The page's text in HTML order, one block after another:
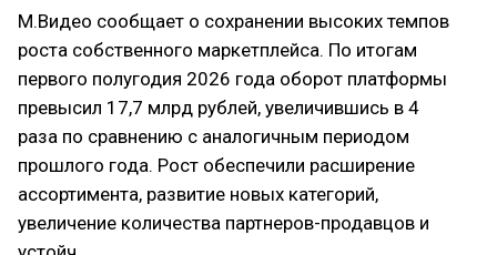
М.Видео сообщает о сохранении высоких темпов
роста собственного маркетплейса. По итогам
первого полугодия 2026 года оборот платформы
превысил 17,7 млрд рублей, увеличившись в 4
раза по сравнению с аналогичным периодом
прошлого года. Рост обеспечили расширение
ассортимента, развитие новых категорий,
увеличение количества партнеров-продавцов и